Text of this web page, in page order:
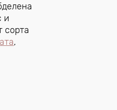
и
сорта
,